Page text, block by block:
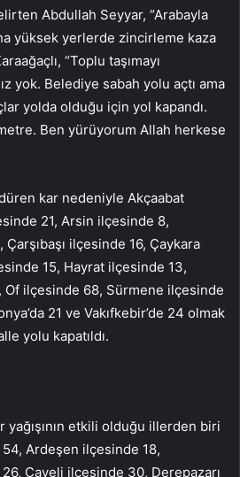
Abdullah Seyyar, “Arabayla
yüksek yerlerde zincirleme kaza
“Toplu taşımayı
yok. Belediye sabah yolu açtı ama
yolda olduğu için yol kapandı.
Ben yürüyorum Allah herkese
kar nedeniyle Akçaabat
21, Arsin ilçesinde 8,
ilçesinde 16, Çaykara
15, Hayrat ilçesinde 13,
Of ilçesinde 68, Sürmene ilçesinde
21 ve Vakıfkebir’de 24 olmak
yolu kapatıldı.
yağışının etkili olduğu illerden biri
Ardeşen ilçesinde 18,
Çayeli ilçesinde 30, Derepazarı